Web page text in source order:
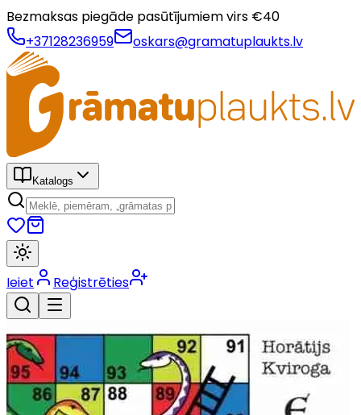
Bezmaksas piegāde pasūtījumiem virs €40
+37128236959
oskars@gramatuplaukts.lv
Katalogs
Ieiet Reģistrēties